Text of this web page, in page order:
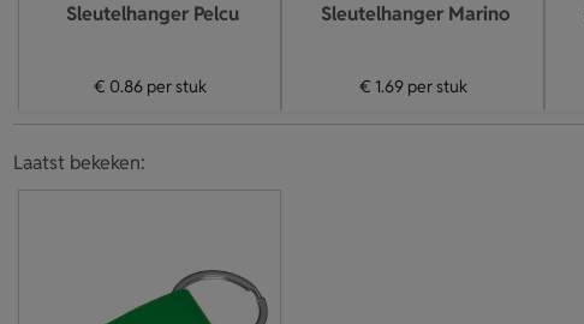
Sleutelhanger Pelcu
€ 0.86per stuk
Sleutelhanger Marino
€ 1.69per stuk
Laatst bekeken: